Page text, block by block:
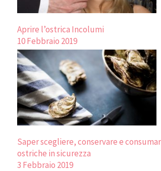
Aprire l’ostrica Incolumi
10 Febbraio 2019
Saper scegliere, conservare e
ostriche in sicurezza
3 Febbraio 2019